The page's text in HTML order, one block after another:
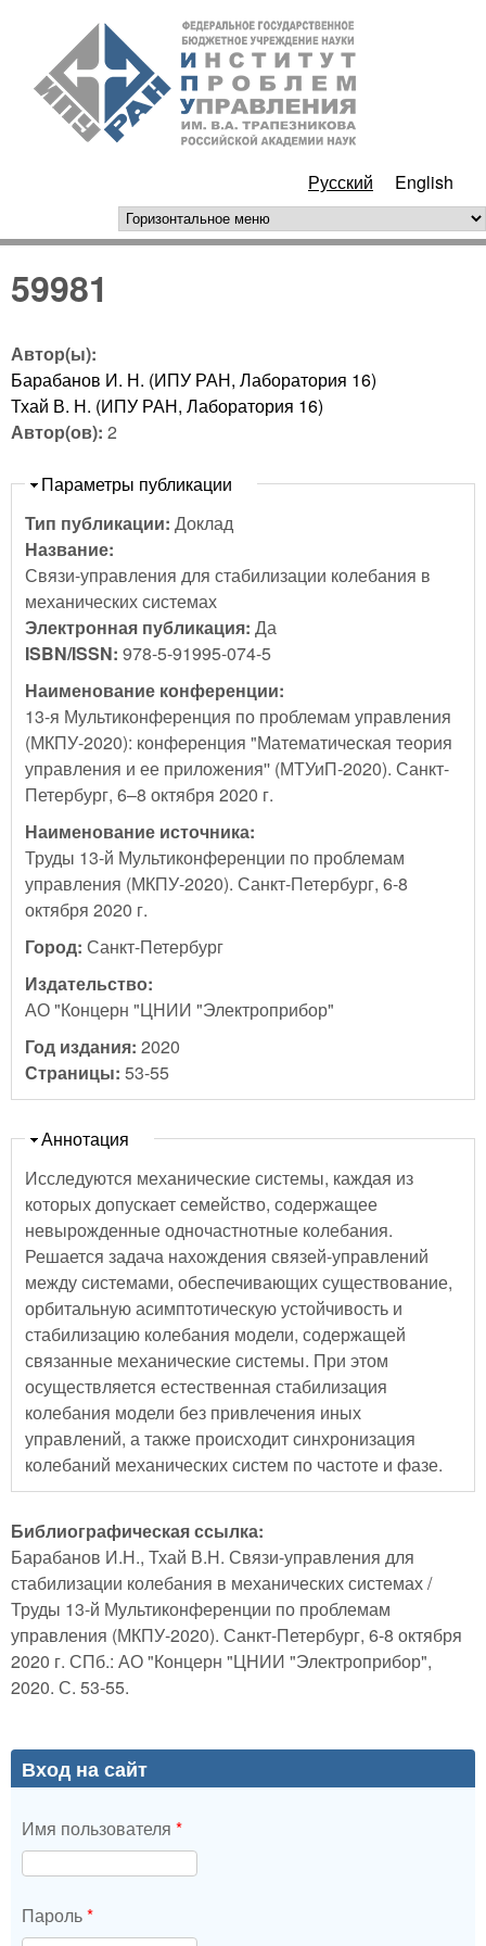
Перейти к основному
содержанию
РАН
Русский English
горизонтальное меню
59981
Автор(ы):
Барабанов И. Н. (ИПУ РАН, Лаборатория 16)
Тхай В. Н. (ИПУ РАН, Лаборатория 16)
Автор(ов): 2
Скрыть
Параметры публикации
Тип публикации: Доклад
Название:
Связи-управления для стабилизации колебания в
механических системах
Электронная публикация: Да
ISBN/ISSN: 978-5-91995-074-5
Наименование конференции:
13-я Мультиконференция по проблемам управления
(МКПУ-2020): конференция "Математическая теория
управления и ее приложения'' (МТУиП-2020). Санкт-
Петербург, 6–8 октября 2020 г.
Наименование источника:
Труды 13-й Мультиконференции по проблемам
управления (МКПУ-2020). Санкт-Петербург, 6-8
октября 2020 г.
Город: Санкт-Петербург
Издательство:
АО "Концерн "ЦНИИ "Электроприбор"
Год издания: 2020
Страницы: 53-55
Скрыть
Аннотация
Исследуются механические системы, каждая из
которых допускает семейство, содержащее
невырожденные одночастнотные колебания.
Решается задача нахождения связей-управлений
между системами, обеспечивающих существование,
орбитальную асимптотическую устойчивость и
стабилизацию колебания модели, содержащей
связанные механические системы. При этом
осуществляется естественная стабилизация
колебания модели без привлечения иных
управлений, а также происходит синхронизация
колебаний механических систем по частоте и фазе.
Библиографическая ссылка:
Барабанов И.Н., Тхай В.Н. Связи-управления для
стабилизации колебания в механических системах /
Труды 13-й Мультиконференции по проблемам
управления (МКПУ-2020). Санкт-Петербург, 6-8 октября
2020 г. СПб.: АО "Концерн "ЦНИИ "Электроприбор",
2020. С. 53-55.
Вход на сайт
Имя пользователя *
Пароль*